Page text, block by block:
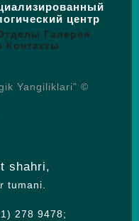
центр
Галерея
Контакты
Yangiliklari" ©
shahri,
tumani.
278 9478;